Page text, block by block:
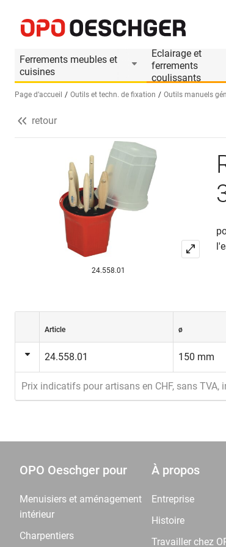
Ferrements meubles et
cuisines
Eclairage et
ferrements
coulissants
Sélectionnez une langue (FR)
Page d’accueil Outils et techn. de fixation Outils manuels
Informations produit
retour
24.558.01
Article ø
24.558.01 150 mm
Prix indicatifs pour artisans en CHF, sans TVA,
OPO Oeschger pour
Menuisiers et aménagement
intérieur
Charpentiers
À propos
Entreprise
Histoire
Travailler chez